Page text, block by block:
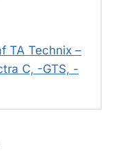
TA Technix –
C, -GTS, -